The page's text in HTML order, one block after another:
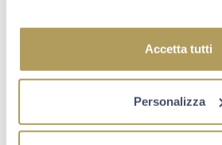
Accetta tutti
Personalizza